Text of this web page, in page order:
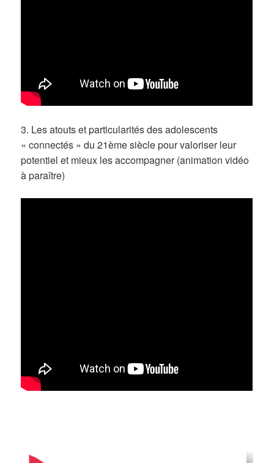
3. Les atouts et particularités des adolescents
« connectés » du 21ème siècle pour valoriser leur
potentiel et mieux les accompagner (animation vidéo
à paraître)